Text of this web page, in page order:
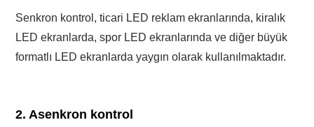
Senkron kontrol, ticari LED reklam ekranlarında, kiralık
LED ekranlarda, spor LED ekranlarında ve diğer büyük
formatlı LED ekranlarda yaygın olarak kullanılmaktadır.
2. Asenkron kontrol